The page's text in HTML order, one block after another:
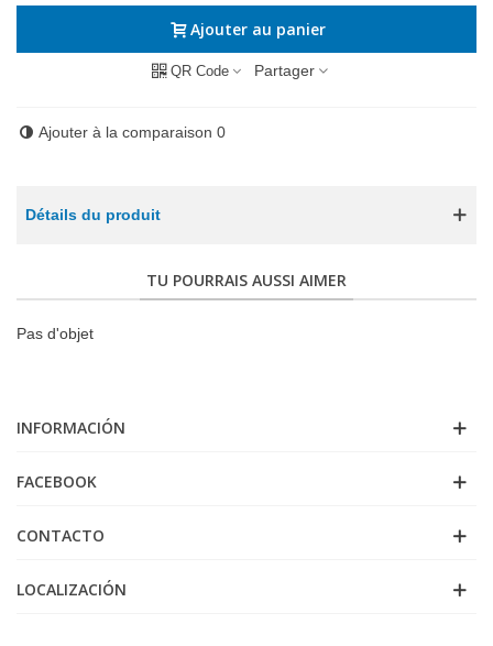
Ajouter au panier
QR Code Partager
Ajouter à la comparaison 0
Détails du produit
TU POURRAIS AUSSI AIMER
Pas d'objet
INFORMACIÓN
FACEBOOK
CONTACTO
LOCALIZACIÓN